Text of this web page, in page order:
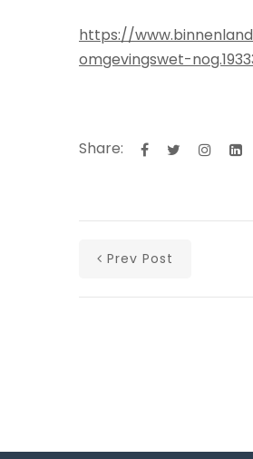
https://
omgevingswet-
Share:
Prev Post